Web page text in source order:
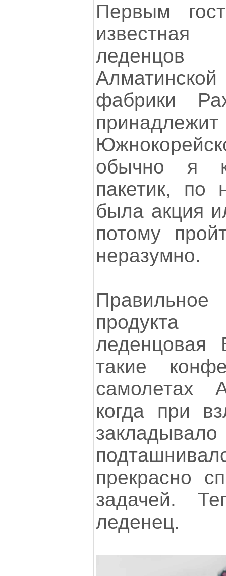
Первым
фабрики
обычно я
пакетик, по
была акция
потому
неразумно.
леденцовая
такие
самолетах
когда при
прекрасно
задачей.
леденец.